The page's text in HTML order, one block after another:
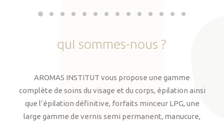
qui sommes-nous ?
AROMAS INSTITUT vous propose une gamme
complète de soins du visage et du corps, épilation ainsi
que l’épilation définitive, forfaits minceur LPG, une
large gamme de vernis semi permanent, manucure,